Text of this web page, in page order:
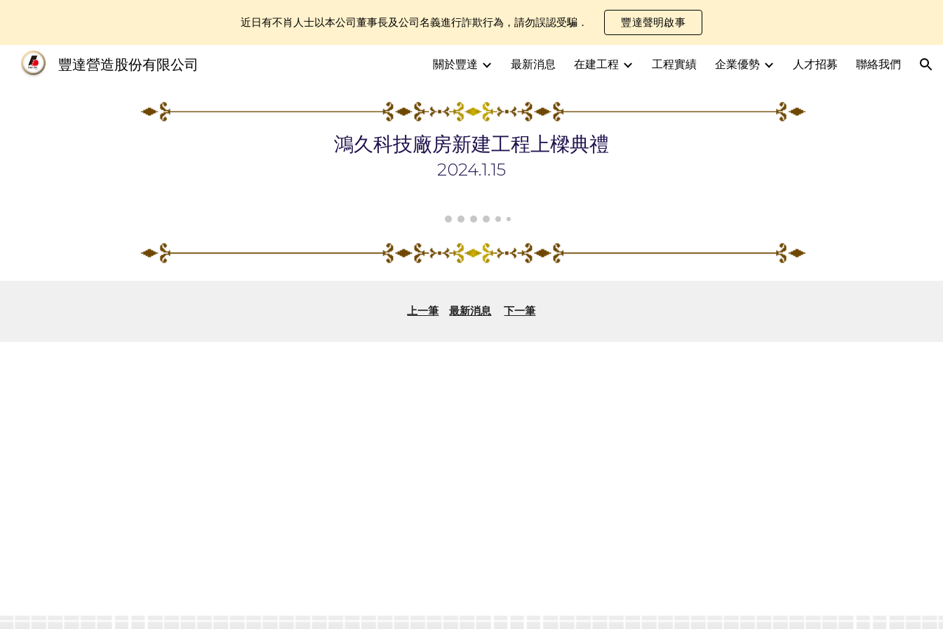
Skip to main content Skip to navigation
近日有不肖人士以本公司董事長及公司名義進行詐欺行為，請勿誤認受騙． 豐達聲明啟事
豐達營造股份有限公司 關於豐達 最新消息 在建工程 工程實績 企業優勢 人才招募 聯絡我們
鴻久科技廠房新建工程上樑典禮
2024.1.15
上一筆 最新消息 下一筆